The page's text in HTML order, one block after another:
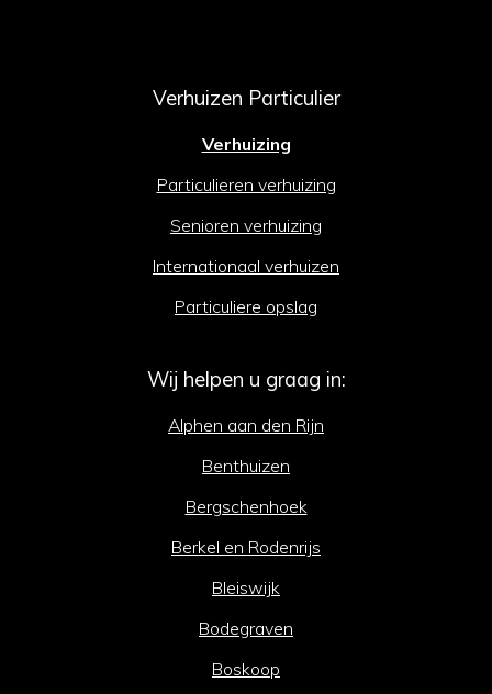
Verhuizen Particulier
Verhuizing
Particulieren verhuizing
Senioren verhuizing
Internationaal verhuizen
Particuliere opslag
Wij helpen u graag in:
Alphen aan den Rijn
Benthuizen
Bergschenhoek
Berkel en Rodenrijs
Bleiswijk
Bodegraven
Boskoop